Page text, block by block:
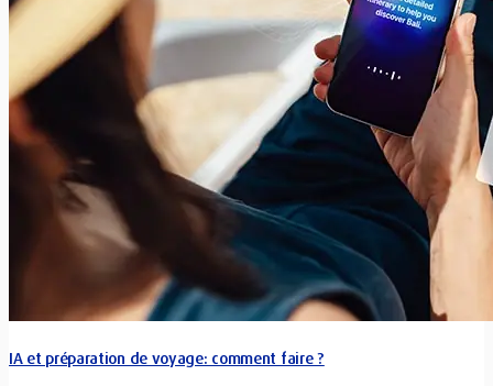
IA et préparation de voyage: comment faire ?